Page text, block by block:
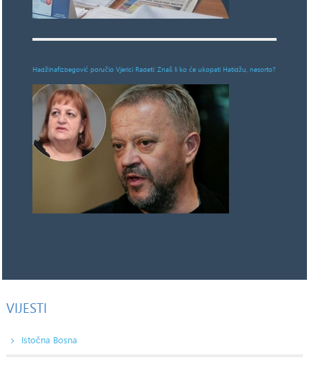
Hadžihafizbegović poručio Vjerici Radeti: Znaš li ko će ukopati Hatidžu, nesorto?
VIJESTI
Istočna Bosna